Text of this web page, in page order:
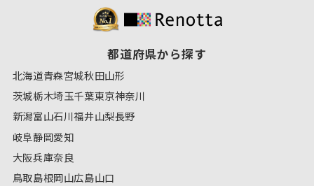
都道府県から探す
北海道青森宮城秋田山形
茨城栃木埼玉千葉東京神奈川
新潟富山石川福井山梨長野
岐阜静岡愛知
大阪兵庫奈良
鳥取島根岡山広島山口